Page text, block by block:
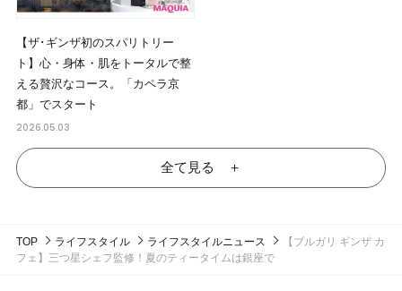
【ザ･ギンザ初のスパリトリー
ト】心・身体・肌をトータルで整
える贅沢なコース。「カペラ京
都」でスタート
2026.05.03
全て見る ＋
TOP ライフスタイル ライフスタイルニュース
【ブルガリ ギンザ カ
フェ】三つ星シェフ監修！夏のティータイムは銀座で